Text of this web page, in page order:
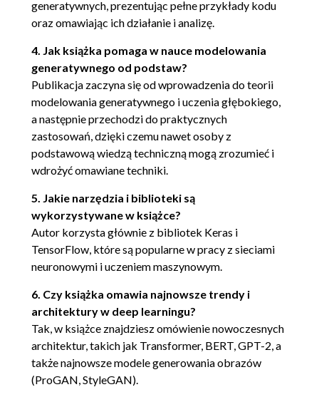
Szkolenie VAE 88
Generowanie nowych twarzy 91
Arytmetyka przestrzeni ukrytej 92
Morfing twarzy 93
Podsumowanie 94
4. Sieci GAN 95
Ganimale 95
Wprowadzenie do sieci GAN 97
Twoja pierwsza sieć GAN 98
Dyskryminator 99
Generator 101
Szkolenie sieci GAN 104
Oscylacyjne straty 109
Załamanie trybu 109
Mylące wartości funkcji strat 110
Hiperparametry 110
Stawianie czoła wyzwaniom związanym z
GAN 111
generatywnych, prezentując pełne przykłady kodu
oraz omawiając ich działanie i analizę.
4. Jak książka pomaga w nauce modelowania
generatywnego od podstaw?
Publikacja zaczyna się od wprowadzenia do teorii
modelowania generatywnego i uczenia głębokiego,
a następnie przechodzi do praktycznych
zastosowań, dzięki czemu nawet osoby z
podstawową wiedzą techniczną mogą zrozumieć i
wdrożyć omawiane techniki.
5. Jakie narzędzia i biblioteki są
wykorzystywane w książce?
Autor korzysta głównie z bibliotek Keras i
TensorFlow, które są popularne w pracy z sieciami
neuronowymi i uczeniem maszynowym.
6. Czy książka omawia najnowsze trendy i
architektury w deep learningu?
Tak, w książce znajdziesz omówienie nowoczesnych
architektur, takich jak Transformer, BERT, GPT-2, a
także najnowsze modele generowania obrazów
(ProGAN, StyleGAN).